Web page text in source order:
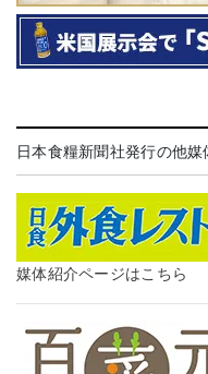
日本食糧新聞社発行の他媒
媒体紹介ページはこちら